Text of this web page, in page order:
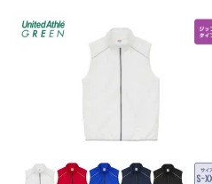
カートへ進む